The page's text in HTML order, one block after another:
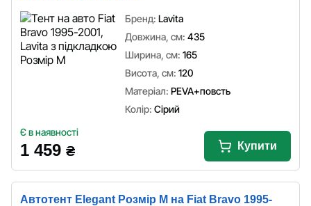
Бренд: Lavita
Довжина, см: 435
Ширина, см: 165
Висота, см: 120
Матеріал: PEVA+повсть
Колір: Сірий
Є в наявності
1 459 ₴ Купити
Автотент Elegant Розмір M на Fiat Bravo 1995-